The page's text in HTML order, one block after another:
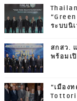
ระบบนิ
สกสว.
พร้อมเ
“เมือง
Tottori